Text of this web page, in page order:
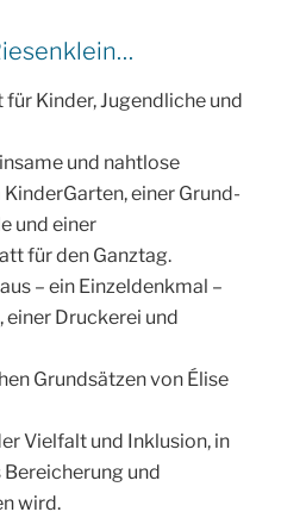
Kinder, Jugendliche und
und nahtlose
einer Grund-
und einer
für den Ganztag.
– ein Einzeldenkmal –
Druckerei und
Grundsätzen von Élise
Vielfalt und Inklusion, in
und
wird.